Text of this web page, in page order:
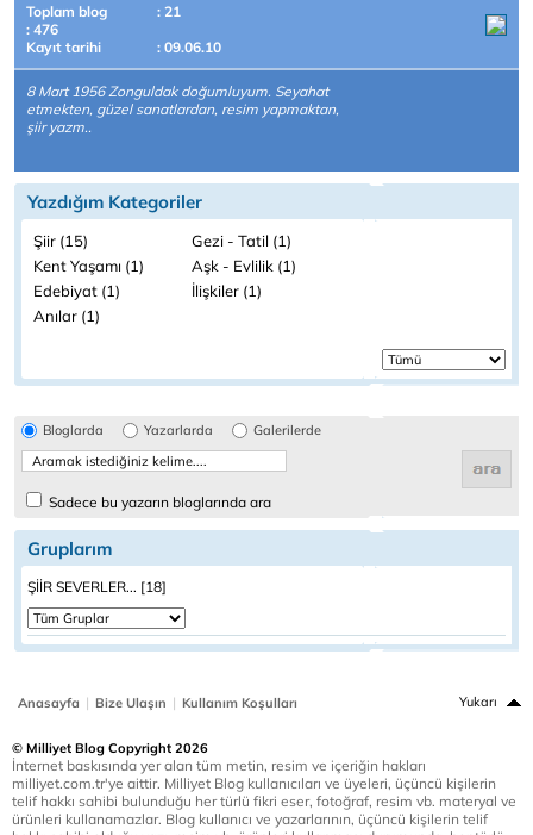
Toplam blog
: 21
: 476
Kayıt tarihi
: 09.06.10
8 Mart 1956 Zonguldak doğumluyum. Seyahat
etmekten, güzel sanatlardan, resim yapmaktan,
şiir yazm..
Yazdığım Kategoriler
Şiir (15)
Gezi - Tatil (1)
Kent Yaşamı (1)
Aşk - Evlilik (1)
Edebiyat (1)
İlişkiler (1)
Anılar (1)
Bloglarda Yazarlarda Galerilerde
Sadece bu yazarın bloglarında ara
Gruplarım
ŞİİR SEVERLER... [18]
Anasayfa | Bize Ulaşın | Kullanım Koşulları Yukarı
© Milliyet Blog Copyright 2026
İnternet baskısında yer alan tüm metin, resim ve içeriğin hakları
milliyet.com.tr'ye aittir. Milliyet Blog kullanıcıları ve üyeleri, üçüncü kişilerin
telif hakkı sahibi bulunduğu her türlü fikri eser, fotoğraf, resim vb. materyal ve
ürünleri kullanamazlar. Blog kullanıcı ve yazarlarının, üçüncü kişilerin telif